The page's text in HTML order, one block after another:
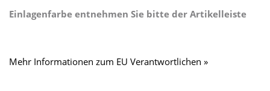
Einlagenfarbe entnehmen Sie bitte der Artikelleiste
Mehr Informationen zum EU Verantwortlichen »